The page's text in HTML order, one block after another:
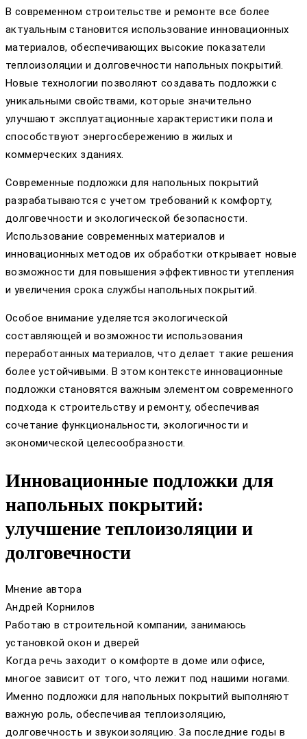
В современном строительстве и ремонте все более
актуальным становится использование инновационных
материалов, обеспечивающих высокие показатели
теплоизоляции и долговечности напольных покрытий.
Новые технологии позволяют создавать подложки с
уникальными свойствами, которые значительно
улучшают эксплуатационные характеристики пола и
способствуют энергосбережению в жилых и
коммерческих зданиях.
Современные подложки для напольных покрытий
разрабатываются с учетом требований к комфорту,
долговечности и экологической безопасности.
Использование современных материалов и
инновационных методов их обработки открывает новые
возможности для повышения эффективности утепления
и увеличения срока службы напольных покрытий.
Особое внимание уделяется экологической
составляющей и возможности использования
переработанных материалов, что делает такие решения
более устойчивыми. В этом контексте инновационные
подложки становятся важным элементом современного
подхода к строительству и ремонту, обеспечивая
сочетание функциональности, экологичности и
экономической целесообразности.
Инновационные подложки для
напольных покрытий:
улучшение теплоизоляции и
долговечности
Мнение автора
Андрей Корнилов
Работаю в строительной компании, занимаюсь
установкой окон и дверей
Когда речь заходит о комфорте в доме или офисе,
многое зависит от того, что лежит под нашими ногами.
Именно подложки для напольных покрытий выполняют
важную роль, обеспечивая теплоизоляцию,
долговечность и звукоизоляцию. За последние годы в